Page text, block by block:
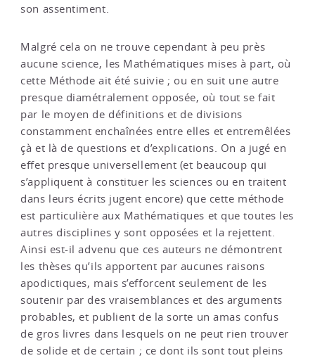
son assentiment.
Malgré cela on ne trouve cependant à peu près
aucune science, les Mathématiques mises à part, où
cette Méthode ait été suivie ; ou en suit une autre
presque diamétralement opposée, où tout se fait
par le moyen de définitions et de divisions
constamment enchaînées entre elles et entremêlées
çà et là de questions et d’explications. On a jugé en
effet presque universellement (et beaucoup qui
s’appliquent à constituer les sciences ou en traitent
dans leurs écrits jugent encore) que cette méthode
est particulière aux Mathématiques et que toutes les
autres disciplines y sont opposées et la rejettent.
Ainsi est-il advenu que ces auteurs ne démontrent
les thèses qu’ils apportent par aucunes raisons
apodictiques, mais s’efforcent seulement de les
soutenir par des vraisemblances et des arguments
probables, et publient de la sorte un amas confus
de gros livres dans lesquels on ne peut rien trouver
de solide et de certain ; ce dont ils sont tout pleins